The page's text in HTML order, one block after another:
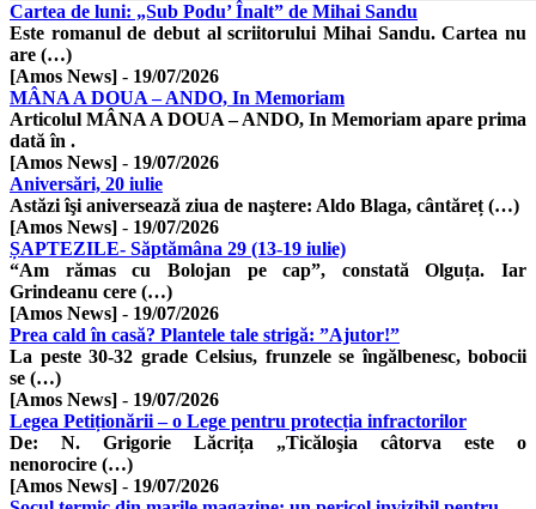
Cartea de luni: „Sub Podu’ Înalt” de Mihai Sandu
Este romanul de debut al scriitorului Mihai Sandu. Cartea nu
are (…)
[Amos News] - 19/07/2026
MÂNA A DOUA – ANDO, In Memoriam
Articolul MÂNA A DOUA – ANDO, In Memoriam apare prima
dată în .
[Amos News] - 19/07/2026
Aniversări, 20 iulie
Astăzi îşi aniversează ziua de naştere: Aldo Blaga, cântăreț (…)
[Amos News] - 19/07/2026
ȘAPTEZILE- Săptămâna 29 (13-19 iulie)
“Am rămas cu Bolojan pe cap”, constată Olguța. Iar
Grindeanu cere (…)
[Amos News] - 19/07/2026
Prea cald în casă? Plantele tale strigă: ”Ajutor!”
La peste 30-32 grade Celsius, frunzele se îngălbenesc, bobocii
se (…)
[Amos News] - 19/07/2026
Legea Petiționării – o Lege pentru protecția infractorilor
De: N. Grigorie Lăcrița „Ticăloşia câtorva este o
nenorocire (…)
[Amos News] - 19/07/2026